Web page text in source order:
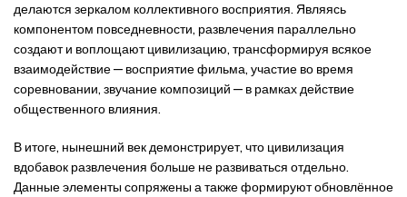
делаются зеркалом коллективного восприятия. Являясь
компонентом повседневности, развлечения параллельно
создают и воплощают цивилизацию, трансформируя всякое
взаимодействие — восприятие фильма, участие во время
соревновании, звучание композиций — в рамках действие
общественного влияния.
В итоге, нынешний век демонстрирует, что цивилизация
вдобавок развлечения больше не развиваться отдельно.
Данные элементы сопряжены а также формируют обновлённое